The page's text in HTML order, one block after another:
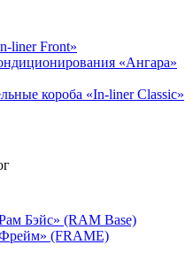
liner Front»
«Ангара»
короба «In-liner Classic»
Бэйс» (RAM Base)
(FRAME)